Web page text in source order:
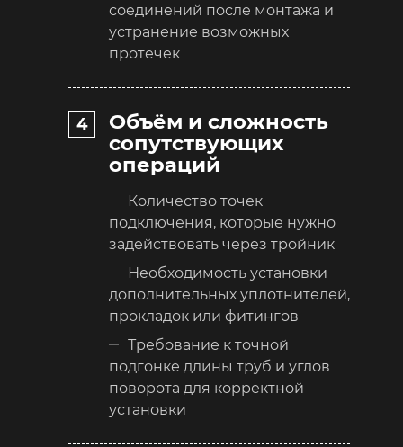
соединений после монтажа и
устранение возможных
протечек
Объём и сложность
сопутствующих
операций
Количество точек
подключения, которые нужно
задействовать через тройник
Необходимость установки
дополнительных уплотнителей,
прокладок или фитингов
Требование к точной
подгонке длины труб и углов
поворота для корректной
установки